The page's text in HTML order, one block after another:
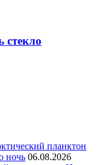
стекло
планктон
ночь 06.08.2026